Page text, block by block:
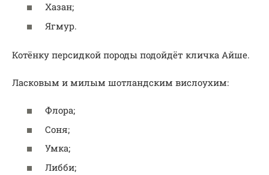
Хазан;
Ягмур.
Котёнку персидкой породы подойдёт кличка Айше.
Ласковым и милым шотландским вислоухим:
Флора;
Соня;
Умка;
Либби;